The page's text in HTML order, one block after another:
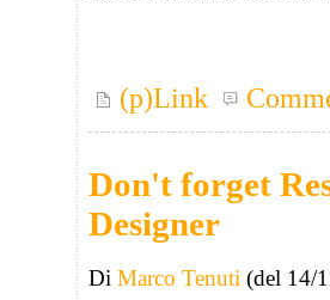
(p)Link
Don't forget
Designer
Di Marco Tenuti (del 14/